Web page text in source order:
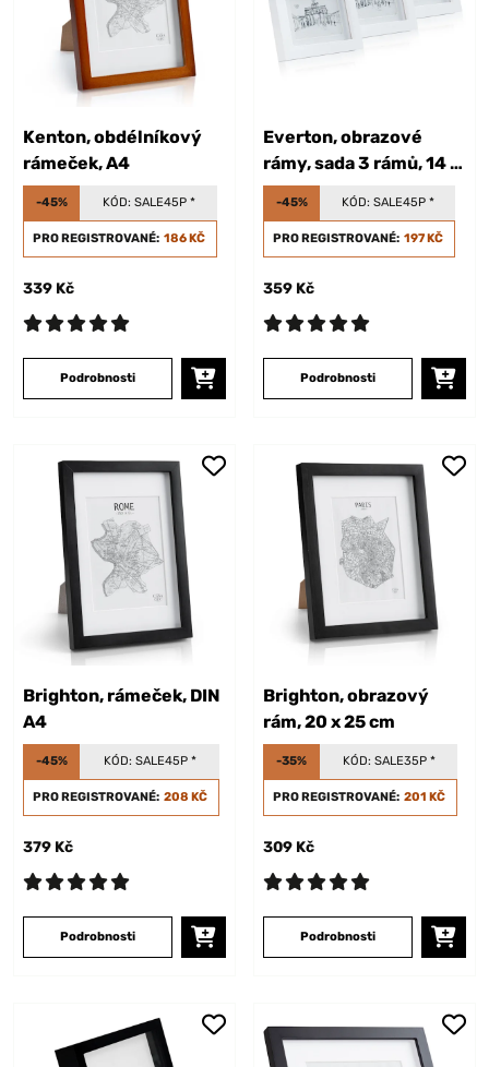
Kenton, obdélníkový
rámeček, A4
-45% KÓD: SALE45P*
PRO REGISTROVANÉ: 186 KČ
339 Kč
Podrobnosti
Everton, obrazové
rámy, sada 3 rámů, 14 x
9 cm
-45% KÓD: SALE45P*
PRO REGISTROVANÉ: 197 KČ
359 Kč
Podrobnosti
Brighton, rámeček, DIN
A4
-45% KÓD: SALE45P*
PRO REGISTROVANÉ: 208 KČ
379 Kč
Podrobnosti
Brighton, obrazový
rám, 20 x 25 cm
-35% KÓD: SALE35P*
PRO REGISTROVANÉ: 201 KČ
309 Kč
Podrobnosti